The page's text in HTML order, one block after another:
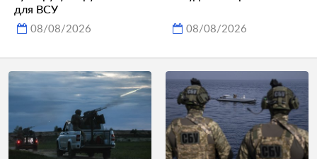
для ВСУ
08/08/2026 08/08/2026